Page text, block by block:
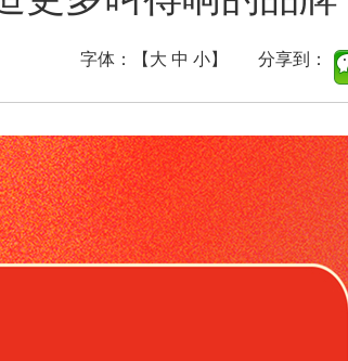
字体：【 大 中 小】 分享到：